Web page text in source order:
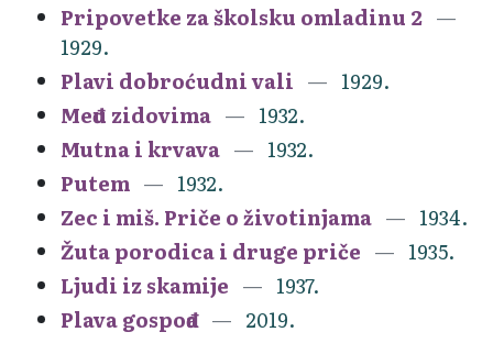
Pripovetke za školsku omladinu 2
1929.
Plavi dobroćudni vali
1929.
Među zidovima
1932.
Mutna i krvava
1932.
Putem
1932.
Zec i miš. Priče o životinjama
1934.
Žuta porodica i druge priče
1935.
Ljudi iz skamije
1937.
Plava gospođa
2019.